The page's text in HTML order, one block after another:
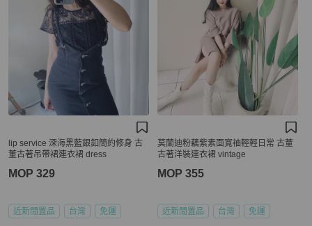
lip service 深海黑藍銀釦簡約修身 古
董古著吊帶裙連衣裙 dress
MOP 329
近新閒置品 台灣 免運
莫蘭迪粉藕紫素面寬䄂輕輕日常 古蕫
古著洋裝連衣裙 vintage
MOP 355
近新閒置品 台灣 免運